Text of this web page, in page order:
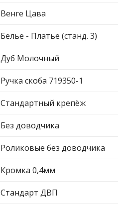
Венге Цава
Белье - Платье (станд. 3)
Дуб Молочный
Ручка скоба 719350-1
Стандартный крепёж
Без доводчика
Роликовые без доводчика
Кромка 0,4мм
Стандарт ДВП